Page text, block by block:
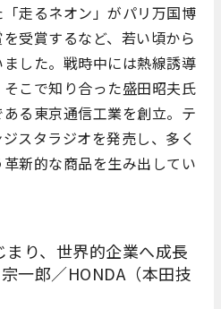
走るネオン」がパリ万国博
受賞するなど、若い頃から
した。戦時中には熱線誘導
こで知り合った盛田昭夫氏
る東京通信工業を創立。テ
スタラジオを発売し、多く
新的な商品を生み出してい
り、世界的企業へ成長
一郎／HONDA（本田技